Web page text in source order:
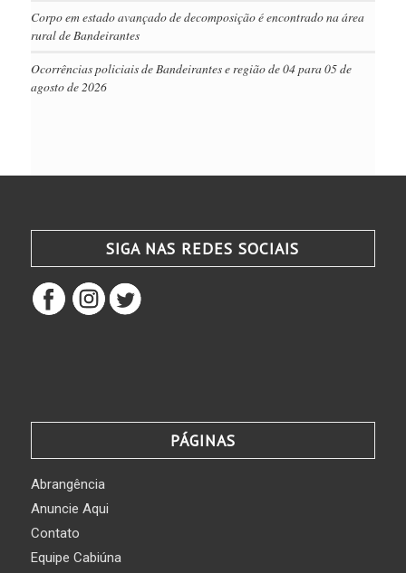
Corpo em estado avançado de decomposição é encontrado na área
rural de Bandeirantes
Ocorrências policiais de Bandeirantes e região de 04 para 05 de
agosto de 2026
SIGA NAS REDES SOCIAIS
PÁGINAS
Abrangência
Anuncie Aqui
Contato
Equipe Cabiúna